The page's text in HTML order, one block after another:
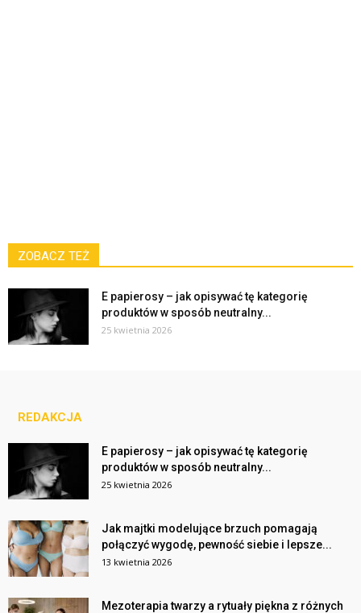
ZOBACZ TEŻ
E papierosy – jak opisywać tę kategorię
produktów w sposób neutralny...
25 kwietnia 2026
REDAKCJA
E papierosy – jak opisywać tę kategorię
produktów w sposób neutralny...
25 kwietnia 2026
Jak majtki modelujące brzuch pomagają
połączyć wygodę, pewność siebie i lepsze...
13 kwietnia 2026
Mezoterapia twarzy a rytuały piękna z różnych